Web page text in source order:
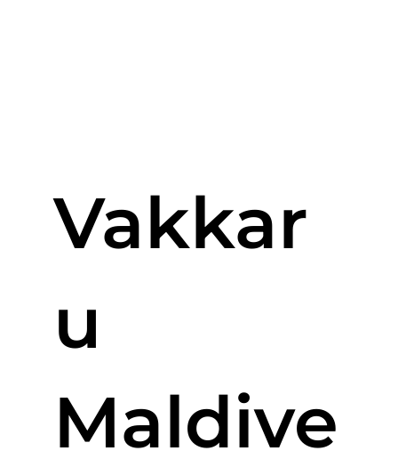
Vakkar
u
Maldive